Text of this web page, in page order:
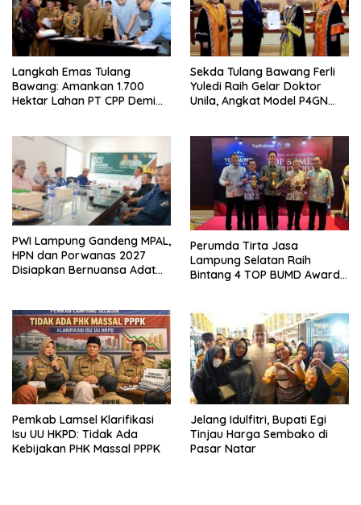
Langkah Emas Tulang
Bawang: Amankan 1.700
Hektar Lahan PT CPP Demi
Sekda Tulang Bawang Ferli
Yuledi Raih Gelar Doktor
Unila, Angkat Model P4GN
PWI Lampung Gandeng MPAL,
HPN dan Porwanas 2027
Disiapkan Bernuansa Adat
Perumda Tirta Jasa
Lampung Selatan Raih
Bintang 4 TOP BUMD Awards
Pemkab Lamsel Klarifikasi
Isu UU HKPD: Tidak Ada
Kebijakan PHK Massal PPPK
Jelang Idulfitri, Bupati Egi
Tinjau Harga Sembako di
Pasar Natar